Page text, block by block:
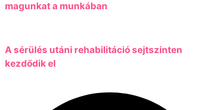
magunkat a munkában
A sérülés utáni rehabilitáció sejtszinten
kezdődik el